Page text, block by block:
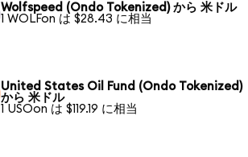
Wolfspeed (Ondo Tokenized) から 米ドル
1 WOLFon は $28.43 に相当
United States Oil Fund (Ondo Tokenized)
から 米ドル
1 USOon は $119.19 に相当